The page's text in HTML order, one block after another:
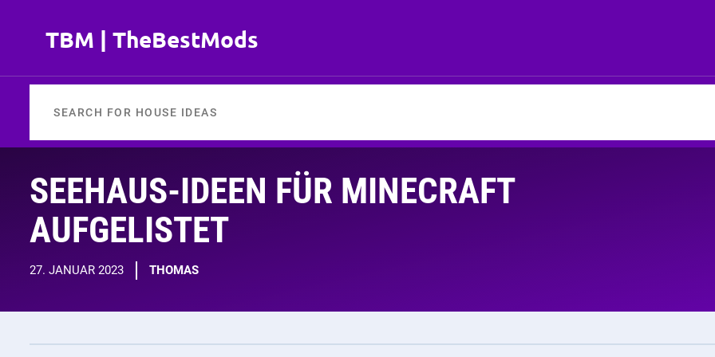
springenTBM | TheBestMods
SEEHAUS-IDEEN FÜR MINECRAFT
AUFGELISTET
27. JANUAR 2023 THOMAS